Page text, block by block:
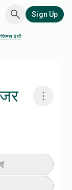
Sign Up
देखें·